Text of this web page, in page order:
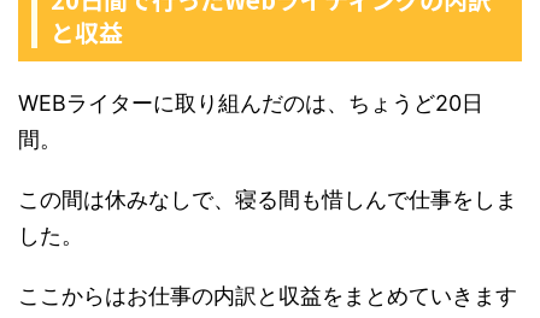
と収益
WEBライターに取り組んだのは、ちょうど20日
間。
この間は休みなしで、寝る間も惜しんで仕事をしま
した。
ここからはお仕事の内訳と収益をまとめていきます